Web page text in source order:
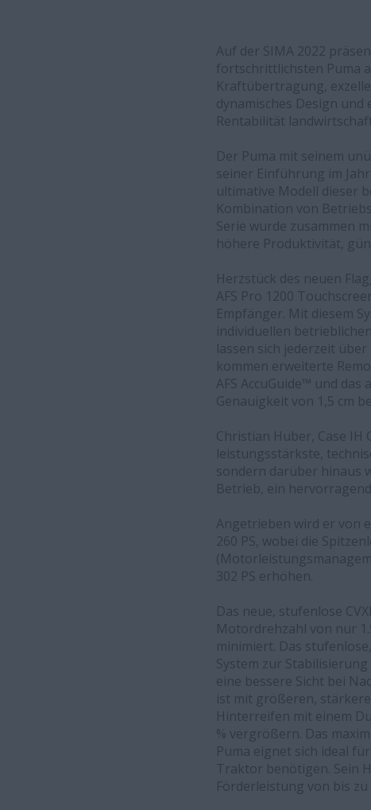
Auf der SIMA 2022
fortschrittlichsten Puma
Kraftübertragung,
dynamisches Design
Rentabilität
Der Puma mit seinem
seiner Einführung im
ultimative Modell dieser
Kombination von
Serie wurde zusammen
höhere Produktivität,
Herzstück des neuen
AFS Pro 1200
Empfänger. Mit diesem
individuellen
lassen sich jederzeit
kommen erweiterte
AFS AccuGuide™ und
Genauigkeit von 1,5 cm
Christian Huber, Case
leistungsstärkste,
sondern darüber hinaus
Betrieb, ein
Angetrieben wird er von
260 PS, wobei die
302 PS erhöhen.
Das neue, stufenlose
Motordrehzahl von nur
minimiert. Das
System zur
eine bessere Sicht bei
ist mit größeren,
Hinterreifen mit einem
% vergrößern. Das
Puma eignet sich ideal
Traktor benötigen. Sein
Förderleistung von bis zu